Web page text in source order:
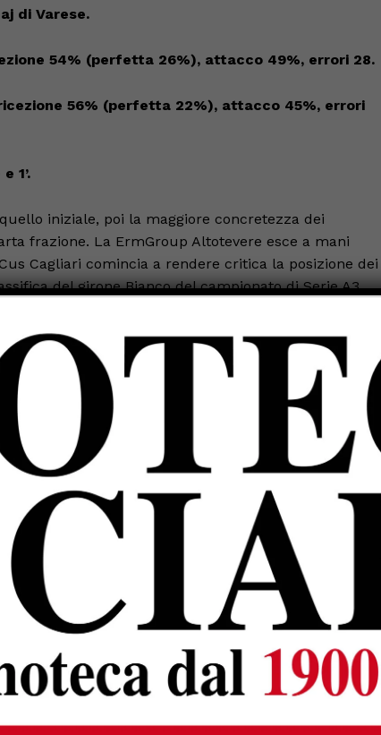
di Varese.
54% (perfetta 26%), attacco 49%, errori 28.
56% (perfetta 22%), attacco 45%, errori
e 1’.
iniziale, poi la maggiore concretezza dei
frazione. La ErmGroup Altotevere esce a mani
Cagliari comincia a rendere critica la posizione dei
del girone Bianco del campionato di Serie A3
di impostazione ed efficace solo a sprazzi in
del match con 29 punti e quando non passava
si è fatta sentire.Sul versante Altotevere,
di 5 ace e i 17 punti messi giù sono un
la domenica ci si è messo l’infortunio a Carpita,
del piede di appoggio in ricaduta: al suo posto è
Biasotto in posto 2, Galdenzi e Menicali al centro,
Bartolini gli oppone la diagonale Biffi-Marzolla, la
e libero Pochini, in alternanza con Cioffi.
Galiano spara fuori un primo tempo e, a parte gli
degli universitari: si scaldano Gozzo e Biasotto,
3. Non è finita qui: due muri vincenti su Carpita
di 11 sul palleggio-slash di Marinelli e
è reattivo per l’Altotevere, che si riavvicina sul
Biasotto e il punto del 25-17 è di Marinelli in